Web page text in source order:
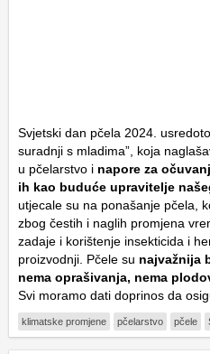
Svjetski dan pčela 2024.
suradnji s mladima”, koja
u pčelarstvo i napore za
ih kao buduće upravitelje
utjecale su na ponašanje pčela,
zbog čestih i naglih promjena
zadaje i korištenje insekticida i
proizvodnji. Pčele su najvažnija
nema oprašivanja, nema
Svi moramo dati doprinos da
klimatske promjene pčelarstvo pčele